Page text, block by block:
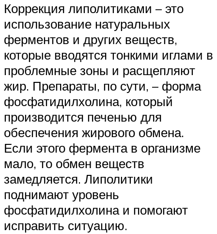
Коррекция липолитиками – это
использование натуральных
ферментов и других веществ,
которые вводятся тонкими иглами в
проблемные зоны и расщепляют
жир. Препараты, по сути, – форма
фосфатидилхолина, который
производится печенью для
обеспечения жирового обмена.
Если этого фермента в организме
мало, то обмен веществ
замедляется. Липолитики
поднимают уровень
фосфатидилхолина и помогают
исправить ситуацию.